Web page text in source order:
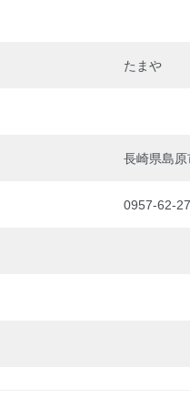
たまや
長崎県島
0957-62-